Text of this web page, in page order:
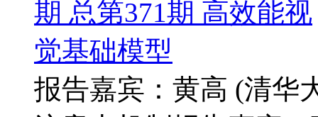
报告嘉宾：黄高 (清华